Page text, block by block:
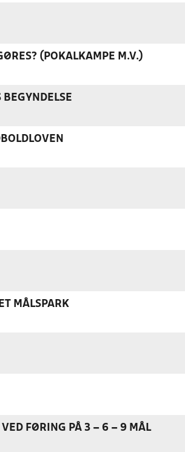
(POKALKAMPE M.V.)
MÅLSPARK
VED FØRING PÅ 3 – 6 – 9 MÅL